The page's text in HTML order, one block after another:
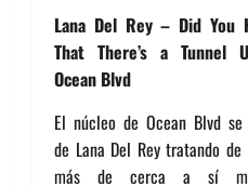
Lana Del Rey – Did You
That There’s a Tunnel
Ocean Blvd
El núcleo de Ocean Blvd
de Lana Del Rey tratando de
más de cerca a sí